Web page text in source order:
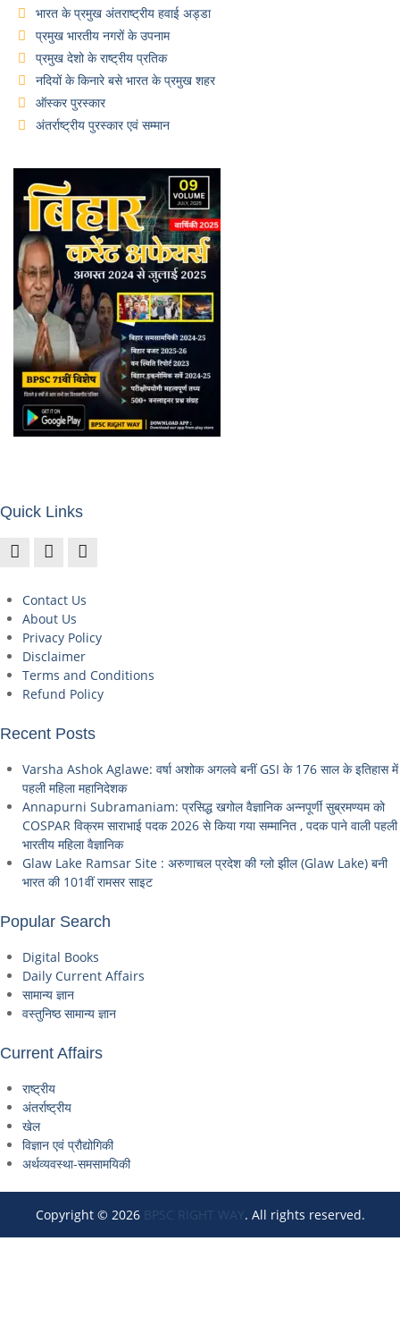
भारत के प्रमुख अंतराष्ट्रीय हवाई अड्डा
प्रमुख भारतीय नगरों के उपनाम
प्रमुख देशो के राष्ट्रीय प्रतिक
नदियों के किनारे बसे भारत के प्रमुख शहर
ऑस्कर पुरस्कार
अंतर्राष्ट्रीय पुरस्कार एवं सम्मान
Quick Links
Contact Us
About Us
Privacy Policy
Disclaimer
Terms and Conditions
Refund Policy
Recent Posts
Varsha Ashok Aglawe: वर्षा अशोक अगलवे बनीं GSI के 176 साल के इतिहास में
पहली महिला महानिदेशक
Annapurni Subramaniam: प्रसिद्ध खगोल वैज्ञानिक अन्नपूर्णी सुब्रमण्यम को
COSPAR विक्रम साराभाई पदक 2026 से किया गया सम्मानित , पदक पाने वाली पहली
भारतीय महिला वैज्ञानिक
Glaw Lake Ramsar Site : अरुणाचल प्रदेश की ग्लो झील (Glaw Lake) बनी
भारत की 101वीं रामसर साइट
Popular Search
Digital Books
Daily Current Affairs
सामान्य ज्ञान
वस्तुनिष्ठ सामान्य ज्ञान
Current Affairs
राष्ट्रीय
अंतर्राष्ट्रीय
खेल
विज्ञान एवं प्रौद्योगिकी
अर्थव्यवस्था-समसामयिकी
Copyright © 2026 BPSC RIGHT WAY . All rights reserved.